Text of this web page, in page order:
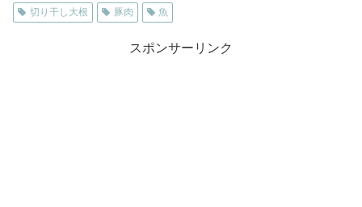
切り干し大根
豚肉 魚
スポンサーリンク